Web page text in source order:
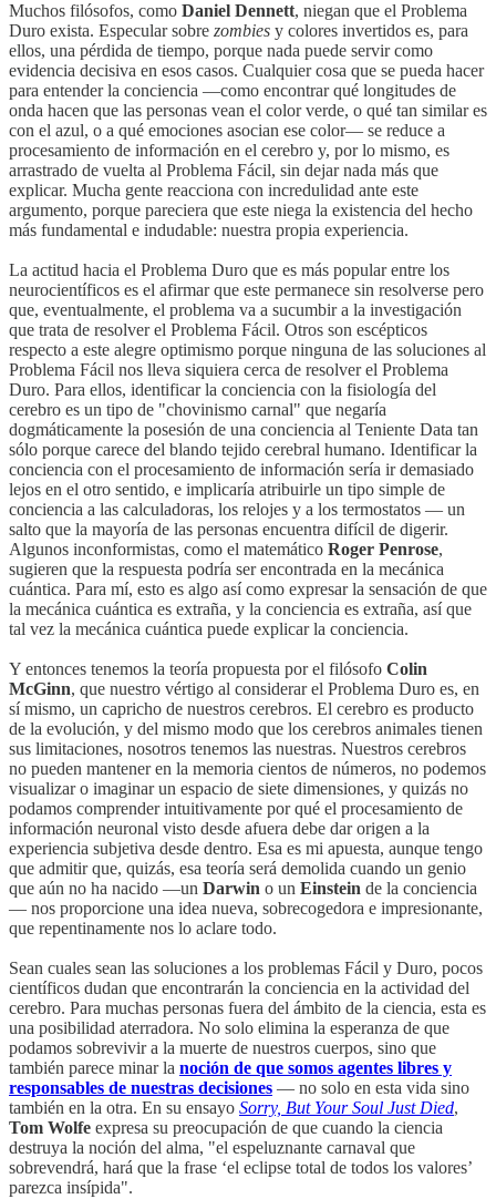
Muchos filósofos, como Daniel Dennett, niegan que el Problema
Duro exista. Especular sobre zombies y colores invertidos es, para
ellos, una pérdida de tiempo, porque nada puede servir como
evidencia decisiva en esos casos. Cualquier cosa que se pueda hacer
para entender la conciencia —como encontrar qué longitudes de
onda hacen que las personas vean el color verde, o qué tan similar es
con el azul, o a qué emociones asocian ese color— se reduce a
procesamiento de información en el cerebro y, por lo mismo, es
arrastrado de vuelta al Problema Fácil, sin dejar nada más que
explicar. Mucha gente reacciona con incredulidad ante este
argumento, porque pareciera que este niega la existencia del hecho
más fundamental e indudable: nuestra propia experiencia.
La actitud hacia el Problema Duro que es más popular entre los
neurocientíficos es el afirmar que este permanece sin resolverse pero
que, eventualmente, el problema va a sucumbir a la investigación
que trata de resolver el Problema Fácil. Otros son escépticos
respecto a este alegre optimismo porque ninguna de las soluciones al
Problema Fácil nos lleva siquiera cerca de resolver el Problema
Duro. Para ellos, identificar la conciencia con la fisiología del
cerebro es un tipo de "chovinismo carnal" que negaría
dogmáticamente la posesión de una conciencia al Teniente Data tan
sólo porque carece del blando tejido cerebral humano. Identificar la
conciencia con el procesamiento de información sería ir demasiado
lejos en el otro sentido, e implicaría atribuirle un tipo simple de
conciencia a las calculadoras, los relojes y a los termostatos — un
salto que la mayoría de las personas encuentra difícil de digerir.
Algunos inconformistas, como el matemático Roger Penrose,
sugieren que la respuesta podría ser encontrada en la mecánica
cuántica. Para mí, esto es algo así como expresar la sensación de que
la mecánica cuántica es extraña, y la conciencia es extraña, así que
tal vez la mecánica cuántica puede explicar la conciencia.
Y entonces tenemos la teoría propuesta por el filósofo Colin
McGinn, que nuestro vértigo al considerar el Problema Duro es, en
sí mismo, un capricho de nuestros cerebros. El cerebro es producto
de la evolución, y del mismo modo que los cerebros animales tienen
sus limitaciones, nosotros tenemos las nuestras. Nuestros cerebros
no pueden mantener en la memoria cientos de números, no podemos
visualizar o imaginar un espacio de siete dimensiones, y quizás no
podamos comprender intuitivamente por qué el procesamiento de
información neuronal visto desde afuera debe dar origen a la
experiencia subjetiva desde dentro. Esa es mi apuesta, aunque tengo
que admitir que, quizás, esa teoría será demolida cuando un genio
que aún no ha nacido —un Darwin o un Einstein de la conciencia
— nos proporcione una idea nueva, sobrecogedora e impresionante,
que repentinamente nos lo aclare todo.
Sean cuales sean las soluciones a los problemas Fácil y Duro, pocos
científicos dudan que encontrarán la conciencia en la actividad del
cerebro. Para muchas personas fuera del ámbito de la ciencia, esta es
una posibilidad aterradora. No solo elimina la esperanza de que
podamos sobrevivir a la muerte de nuestros cuerpos, sino que
también parece minar la noción de que somos agentes libres y
responsables de nuestras decisiones — no solo en esta vida sino
también en la otra. En su ensayo Sorry, But Your Soul Just Died,
Tom Wolfe expresa su preocupación de que cuando la ciencia
destruya la noción del alma, "el espeluznante carnaval que
sobrevendrá, hará que la frase ‘el eclipse total de todos los valores’
parezca insípida".